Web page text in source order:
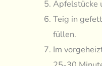
Apfelstücke
Teig in
füllen.
Im